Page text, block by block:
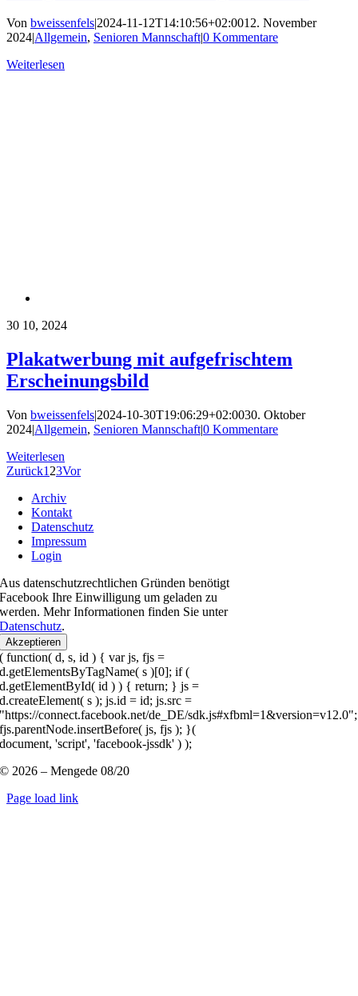
Von bweissenfels|2024-11-12T14:10:56+02:0012. November
2024|Allgemein, Senioren Mannschaft|0 Kommentare
Weiterlesen
30 10, 2024
Plakatwerbung mit aufgefrischtem
Erscheinungsbild
Von bweissenfels|2024-10-30T19:06:29+02:0030. Oktober
2024|Allgemein, Senioren Mannschaft|0 Kommentare
Weiterlesen
Zurück1 23Vor
Archiv
Kontakt
Datenschutz
Impressum
Login
Aus datenschutzrechtlichen Gründen benötigt
Facebook Ihre Einwilligung um geladen zu
werden. Mehr Informationen finden Sie unter
Datenschutz.
Akzeptieren
( function( d, s, id ) { var js, fjs =
d.getElementsByTagName( s )[0]; if (
d.getElementById( id ) ) { return; } js =
d.createElement( s ); js.id = id; js.src =
"https://connect.facebook.net/de_DE/sdk.js#xfbml=1&version=v12.0";
fjs.parentNode.insertBefore( js, fjs ); }(
document, 'script', 'facebook-jssdk' ) );
© 2026 – Mengede 08/20
Page load link